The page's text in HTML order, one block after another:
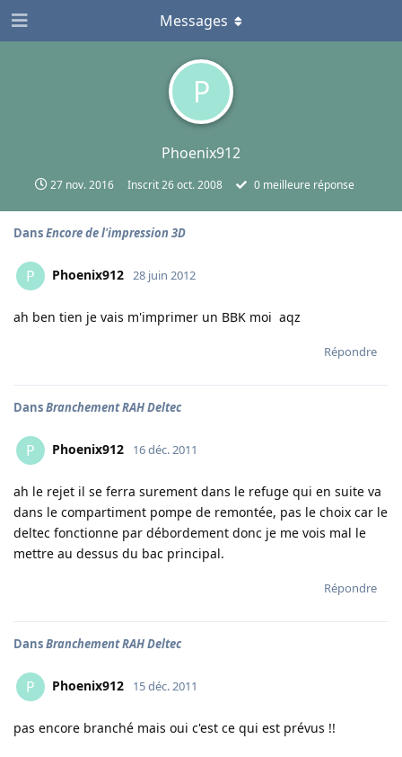
P
Phoenix912
27 nov. 2016 Inscrit26 oct. 2008 0meilleure réponse
Messages
DansEncore de l'impression 3D
P Phoenix912 28 juin 2012
ah ben tien je vais m'imprimer un BBK moi aqz
Répondre
DansBranchement RAH Deltec
P Phoenix912 16 déc. 2011
ah le rejet il se ferra surement dans le refuge qui en suite va
dans le compartiment pompe de remontée, pas le choix car le
deltec fonctionne par débordement donc je me vois mal le
mettre au dessus du bac principal.
Répondre
DansBranchement RAH Deltec
P Phoenix912 15 déc. 2011
pas encore branché mais oui c'est ce qui est prévus !!